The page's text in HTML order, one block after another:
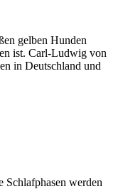
gelben Hunden
ist. Carl-Ludwig von
in Deutschland und
werden